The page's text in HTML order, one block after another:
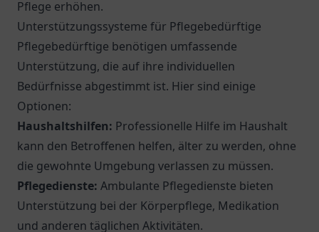
Pflege erhöhen.
Unterstützungssysteme für Pflegebedürftige
Pflegebedürftige benötigen umfassende
Unterstützung, die auf ihre individuellen
Bedürfnisse abgestimmt ist. Hier sind einige
Optionen:
Haushaltshilfen: Professionelle Hilfe im Haushalt
kann den Betroffenen helfen, älter zu werden, ohne
die gewohnte Umgebung verlassen zu müssen.
Pflegedienste: Ambulante Pflegedienste bieten
Unterstützung bei der Körperpflege, Medikation
und anderen täglichen Aktivitäten.